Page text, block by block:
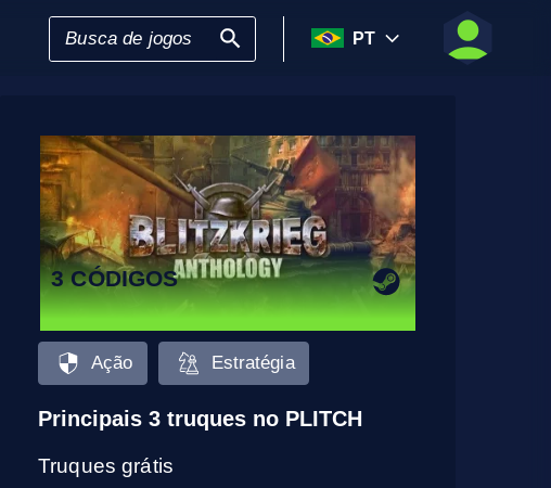
PT
3 CÓDIGOS
Ação Estratégia
Principais 3 truques no PLITCH
Truques grátis